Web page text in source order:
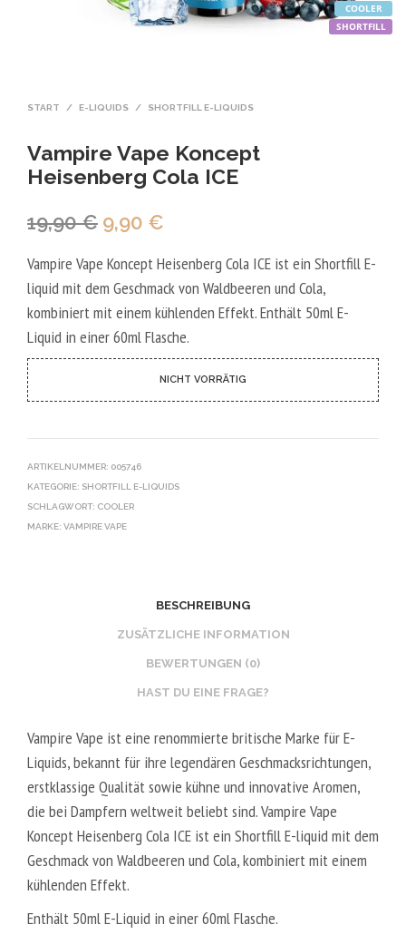
SHORTFILL
COOLER
START / E-LIQUIDS / SHORTFILL E-LIQUIDS
Vampire Vape Koncept
Heisenberg Cola ICE
19,90€ Ursprünglicher
war:
19,90 €
9,90 €
ist:
9,90 €.
Vampire Vape Koncept Heisenberg Cola ICE ist ein Shortfill E-
liquid mit dem Geschmack von Waldbeeren und Cola,
kombiniert mit einem kühlenden Effekt. Enthält 50ml E-
Liquid in einer 60ml Flasche.
NICHT VORRÄTIG
ARTIKELNUMMER: 005746
KATEGORIE: SHORTFILL E-LIQUIDS
SCHLAGWORT: COOLER
MARKE: VAMPIRE VAPE
BESCHREIBUNG
ZUSÄTZLICHE INFORMATION
BEWERTUNGEN (0)
HAST DU EINE FRAGE?
Vampire Vape ist eine renommierte britische Marke für E-
Liquids, bekannt für ihre legendären Geschmacksrichtungen,
erstklassige Qualität sowie kühne und innovative Aromen,
die bei Dampfern weltweit beliebt sind. Vampire Vape
Koncept Heisenberg Cola ICE ist ein Shortfill E-liquid mit dem
Geschmack von Waldbeeren und Cola, kombiniert mit einem
kühlenden Effekt.
Enthält 50ml E-Liquid in einer 60ml Flasche.